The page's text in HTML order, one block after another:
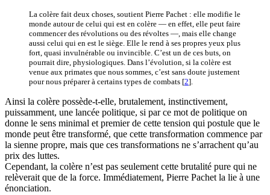
La colère fait deux choses, soutient Pierre Pachet : elle modifie le
monde autour de celui qui est en colère — en effet, elle peut faire
commencer des révolutions ou des révoltes —, mais elle change
aussi celui qui en est le siège. Elle le rend à ses propres yeux plus
fort, quasi invulnérable ou invincible. C’est un de ces buts, on
pourrait dire, physiologiques. Dans l’évolution, si la colère est
venue aux primates que nous sommes, c’est sans doute justement
pour nous préparer à certains types de combats [2]
Ainsi la colère possède-t-elle, brutalement, instinctivement,
puissamment, une lancée politique, si par ce mot de politique on
donne le sens minimal et premier de cette tension qui postule que le
monde peut être transformé, que cette transformation commence par
la sienne propre, mais que ces transformations ne s’arrachent qu’au
prix des luttes.
Cependant, la colère n’est pas seulement cette brutalité pure qui ne
relèverait que de la force. Immédiatement, Pierre Pachet la lie à une
énonciation.